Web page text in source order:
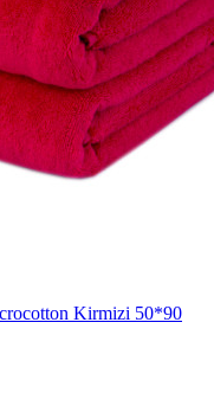
Kirmizi 50*90